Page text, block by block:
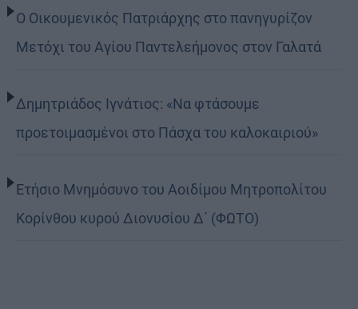
Ο Οικουμενικός Πατριάρχης στο πανηγυρίζον
Μετόχι του Αγίου Παντελεήμονος στον Γαλατά
Δημητριάδος Ιγνάτιος: «Να φτάσουμε
προετοιμασμένοι στο Πάσχα του καλοκαιριού»
Ετήσιο Μνημόσυνο του Αοιδίμου Μητροπολίτου
Κορίνθου κυρού Διονυσίου Δ΄ (ΦΩΤΟ)